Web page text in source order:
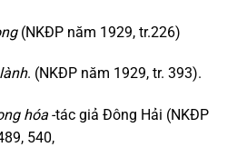
(NKĐP năm 1929, tr.226)
. (NKĐP năm 1929, tr. 393).
hóa -tác giả Đông Hải (NKĐP
540,